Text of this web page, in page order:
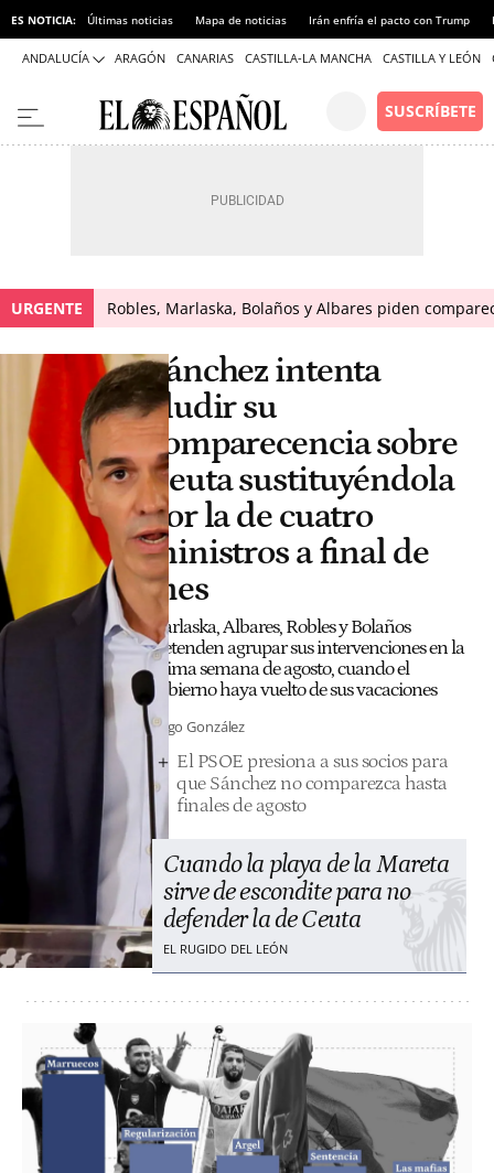
ES NOTICIA: Últimas noticias Mapa de noticias Irán enfría el pacto con Trump
ANDALUCÍA ARAGÓN CANARIAS CASTILLA-LA MANCHA CASTILLA Y LEÓN
URGENTE Robles, Marlaska, Bolaños y Albares piden
Sánchez intenta
eludir su
comparecencia sobre
Ceuta sustituyéndola
por la de cuatro
ministros a final de
mes
Marlaska, Albares, Robles y Bolaños
pretenden agrupar sus intervenciones en la
última semana de agosto, cuando el
Gobierno haya vuelto de sus vacaciones
Diego González
El PSOE presiona a sus socios para
que Sánchez no comparezca hasta
finales de agosto
Cuando la playa de la Mareta
sirve de escondite para no
defender la de Ceuta
EL RUGIDO DEL LEÓN